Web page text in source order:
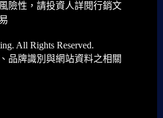
險性，請投資人詳閱行銷文
All Rights Reserved.
品牌識別與網站資料之相關